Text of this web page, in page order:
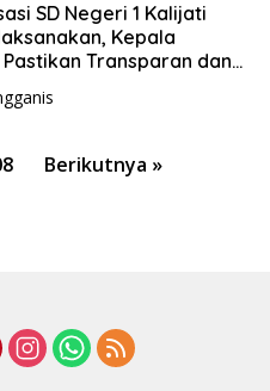
SD Negeri 1 Kalijati
Kepala
Transparan dan
Berikutnya »